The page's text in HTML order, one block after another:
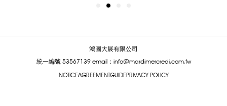
鴻圖大展有限公司
統一編號 53567139 email：info@mardimercredi.com.tw
NOTICEAGREEMENTGUIDEPRIVACY POLICY